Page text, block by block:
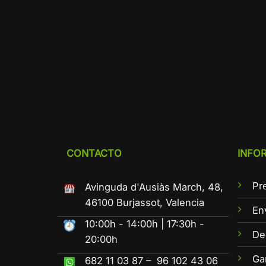
CONTACTO
Avinguda d'Ausiàs March, 48,
46100 Burjassot, Valencia
10:00h - 14:00h | 17:30h -
20:00h
682 11 03 87 – 96 102 43 06